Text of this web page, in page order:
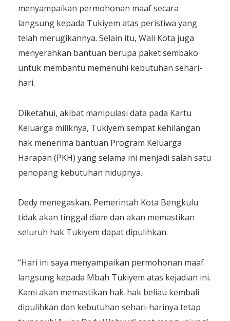
menyampaikan permohonan maaf secara
langsung kepada Tukiyem atas peristiwa yang
telah merugikannya. Selain itu, Wali Kota juga
menyerahkan bantuan berupa paket sembako
untuk membantu memenuhi kebutuhan sehari-
hari.
Diketahui, akibat manipulasi data pada Kartu
Keluarga miliknya, Tukiyem sempat kehilangan
hak menerima bantuan Program Keluarga
Harapan (PKH) yang selama ini menjadi salah satu
penopang kebutuhan hidupnya.
Dedy menegaskan, Pemerintah Kota Bengkulu
tidak akan tinggal diam dan akan memastikan
seluruh hak Tukiyem dapat dipulihkan.
“Hari ini saya menyampaikan permohonan maaf
langsung kepada Mbah Tukiyem atas kejadian ini.
Kami akan memastikan hak-hak beliau kembali
dipulihkan dan kebutuhan sehari-harinya tetap